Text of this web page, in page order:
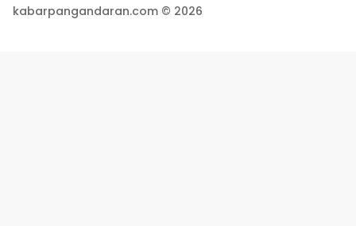
kabarpangandaran.com © 2026